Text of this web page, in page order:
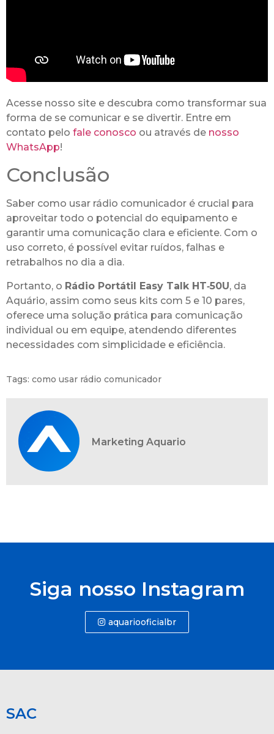
Acesse nosso site e descubra como transformar sua
forma de se comunicar e se divertir. Entre em
contato pelo fale conosco ou através de nosso
WhatsApp!
Conclusão
Saber como usar rádio comunicador é crucial para
aproveitar todo o potencial do equipamento e
garantir uma comunicação clara e eficiente. Com o
uso correto, é possível evitar ruídos, falhas e
retrabalhos no dia a dia.
Portanto, o Rádio Portátil Easy Talk HT‑50U, da
Aquário, assim como seus kits com 5 e 10 pares,
oferece uma solução prática para comunicação
individual ou em equipe, atendendo diferentes
necessidades com simplicidade e eficiência.
Tags: como usar rádio comunicador
Marketing Aquario
Siga nosso Instagram
aquariooficialbr
SAC